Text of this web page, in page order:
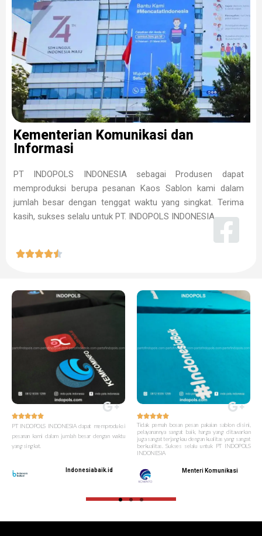
Kementerian Komunikasi dan
Informasi
PT INDOPOLS INDONESIA sebagai Produsen dapat
memproduksi berupa pesanan Kaos Sablon kami dalam
jumlah besar dengan tenggat waktu yang singkat. Terima
kasih, sukses selalu untuk PT. INDOPOLS INDONESIA


PT INDOPOLS INDONESIA dapat memproduksi
pesanan kami dalam jumlah besar dengan waktu
yang singkat.
Indonesiabaik.id

Tidak pernah bosan pesan pakaian sablon disini,
pelayanannya sangat baik, harga yang ditawarkan
juga sangat terjangkau dengan kualitas yang sangat
berkualitas. Sukses selalu untuk PT INDOPOLS
INDONESIA
Menteri Komunikasi